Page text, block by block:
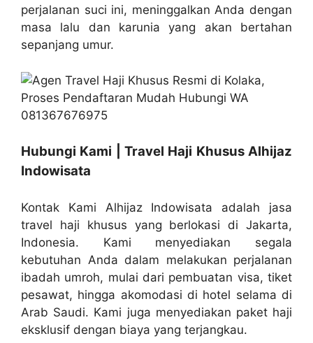
perjalanan suci ini, meninggalkan Anda dengan
masa lalu dan karunia yang akan bertahan
sepanjang umur.
Hubungi Kami | Travel Haji Khusus Alhijaz
Indowisata
Kontak Kami Alhijaz Indowisata adalah jasa
travel haji khusus yang berlokasi di Jakarta,
Indonesia. Kami menyediakan segala
kebutuhan Anda dalam melakukan perjalanan
ibadah umroh, mulai dari pembuatan visa, tiket
pesawat, hingga akomodasi di hotel selama di
Arab Saudi. Kami juga menyediakan paket haji
eksklusif dengan biaya yang terjangkau.